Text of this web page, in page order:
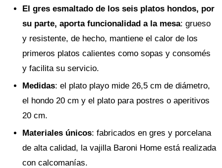
El gres esmaltado de los seis platos hondos, por
su parte, aporta funcionalidad a la mesa: grueso
y resistente, de hecho, mantiene el calor de los
primeros platos calientes como sopas y consomés
y facilita su servicio.
Medidas: el plato playo mide 26,5 cm de diámetro,
el hondo 20 cm y el plato para postres o aperitivos
20 cm.
Materiales únicos: fabricados en gres y porcelana
de alta calidad, la vajilla Baroni Home está realizada
con calcomanías.